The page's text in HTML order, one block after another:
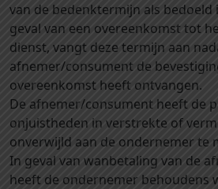
van de bedenktermijn als bedoeld
geval van een overeenkomst tot
dienst, vangt deze termijn aan
afnemer/consument de
overeenkomst heeft ontvangen.
De afnemer/consument heeft de
onjuistheden in verstrekte of
onverwijld aan de ondernemer te
In geval van wanbetaling van de
heeft de ondernemer behoudens